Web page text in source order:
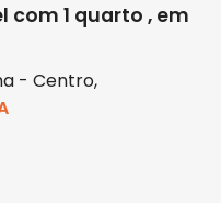
1 quarto , em
- Centro,